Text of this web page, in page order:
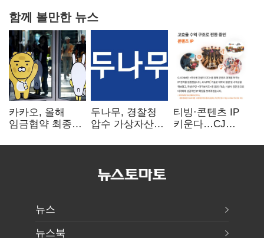
함께 볼만한 뉴스
카카오, 올해
임금협약 최종
인상·격려금
두나무, 경찰청
압수 가상자산
커스터디 사업
티빙·콘텐츠 IP
키운다…CJ
글로벌 확장 가속
뉴스
뉴스북